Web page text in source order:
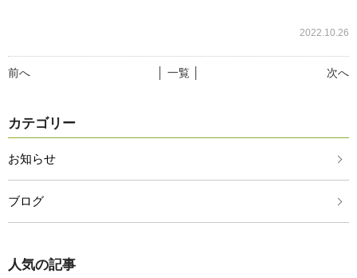
2022.10.26
前へ 次へ
│ 一覧 │
カテゴリー
お知らせ
ブログ
人気の記事